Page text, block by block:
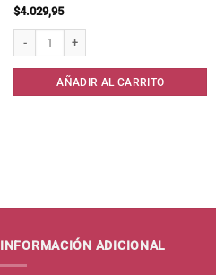
$4.029,95
Pizzera Plastica 33 cms Cerri cantidad
AÑADIR AL CARRITO
INFORMACIÓN ADICIONAL